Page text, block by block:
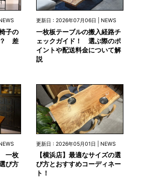
子の
？ 差
更新日 : 2026年07月06日 | NEWS
一枚板テーブルの搬入経路チ
ェックガイド！ 選ぶ際のポ
イントや配送料金について解
説
一枚
び方
更新日 : 2026年05月01日 | NEWS
【横浜店】最適なサイズの選
び方とおすすめコーディネー
ト！